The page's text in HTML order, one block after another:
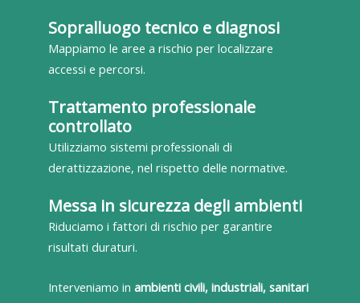
Sopralluogo tecnico e diagnosi
Mappiamo le aree a rischio per localizzare
accessi e percorsi.
Trattamento professionale
controllato
Utilizziamo sistemi professionali di
derattizzazione, nel rispetto delle normative.
Messa in sicurezza degli ambienti
Riduciamo i fattori di rischio per garantire
risultati duraturi.
Interveniamo in ambienti civili, industriali, sanitari